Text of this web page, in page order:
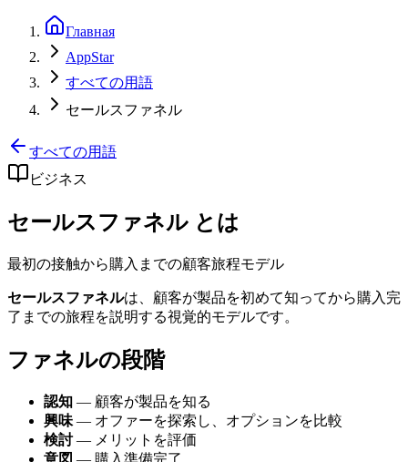
Главная
AppStar
すべての用語
セールスファネル
すべての用語
ビジネス
セールスファネル とは
最初の接触から購入までの顧客旅程モデル
セールスファネルは、顧客が製品を初めて知ってから購入完
了までの旅程を説明する視覚的モデルです。
ファネルの段階
認知 — 顧客が製品を知る
興味 — オファーを探索し、オプションを比較
検討— メリットを評価
意図 — 購入準備完了